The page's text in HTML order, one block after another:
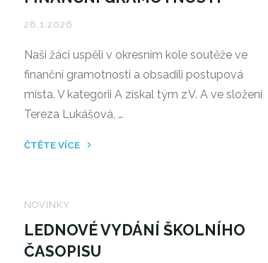
I
ŽÁKYNĚ
OVLÁDLI
TURNAJE
BASKETBALU
PORÁŽKY
1.
MÍSTO"
28.1.2026
Naši žáci uspěli v okresním kole soutěže ve
finanční gramotnosti a obsadili postupová
místa. V kategorii A získal tým z V. A ve složení
Tereza Lukášová, …
ČTĚTE VÍCE
V
KOLE
SOUTĚŽE
NOVINKY
LEDNOVÉ VYDÁNÍ ŠKOLNÍHO
ČASOPISU